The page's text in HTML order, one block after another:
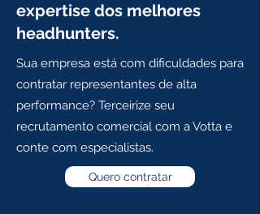
expertise dos melhores
headhunters.
Sua empresa está com dificuldades para
contratar representantes de alta
performance? Terceirize seu
recrutamento comercial com a Votta e
conte com especialistas.
Quero contratar